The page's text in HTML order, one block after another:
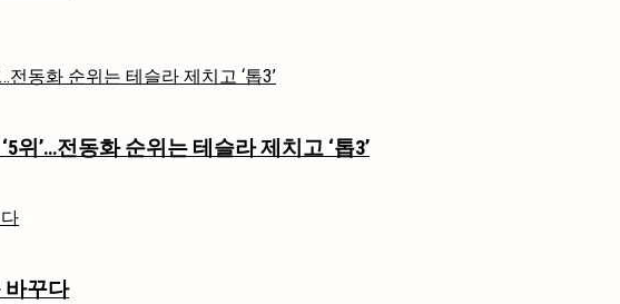
위’…전동화 순위는 테슬라 제치고 ‘톱3’
바꾸다